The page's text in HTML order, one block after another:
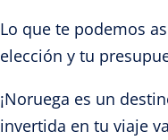
Lo que te podemos
elección y tu
¡Noruega es un
invertida en tu viaje